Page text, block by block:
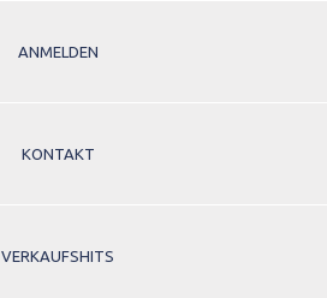
ANMELDEN
KONTAKT
VERKAUFSHITS